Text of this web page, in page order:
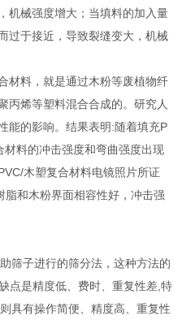
机械强度增大；当填料的加入量
过于接近，导致裂缝变大，机械
材料 ，就是通过木粉等废植物纤
丙烯等塑料混合合成的。研究人
能的影响。结果表明:随着填充P
料的冲击强度和弯曲强度出现
木塑复合材料电镜照片所证
和木粉界面相容性好，冲击强
筛子进行的筛分法，这种方法的
点是精度低、费时、重复性差,特
具有操作简便、精度高、重复性